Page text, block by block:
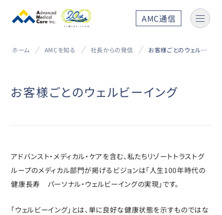
AMC通信
ホーム AMCを知る 社長からの発信 お客様ごとのウェルビーイング
お客様ごとのウェルビーイング
アドバンスト・メディカル・ケアを含む、私たちリゾートトラストグ
ループのメディカル部門が掲げるビジョンは「人生100年時代の
健康長寿 パーソナル・ウェルビーイングの実現」です。
「ウェルビーイング」とは、単に良好な健康状態を示すものではな